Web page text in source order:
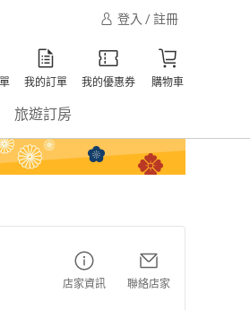
登入 / 註冊
我的訂單 我的優惠券 購物車
旅遊訂房
店家資訊 聯絡店家